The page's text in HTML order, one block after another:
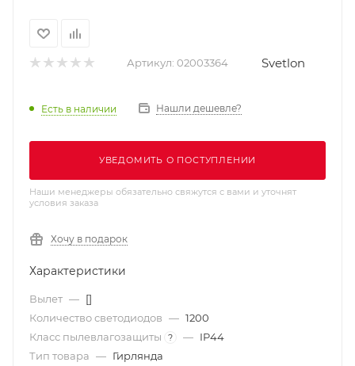
Артикул: 02003364 Svetlon
Есть в наличии Нашли дешевле?
УВЕДОМИТЬ О ПОСТУПЛЕНИИ
Наши менеджеры обязательно свяжутся с вами и уточнят
условия заказа
Хочу в подарок
Характеристики
Вылет — []
Количество светодиодов — 1200
Класс пылевлагозащиты
? — IP44
Тип товара — Гирлянда